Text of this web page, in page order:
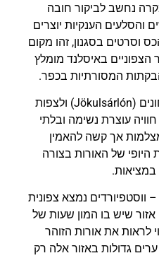
נחשב לביקור חובה
והסלעים הענקיות יוצרים
וסרטים בסגנון, זהו מקום
באיסלנד מומלץ
המסורתיות בכפר.
מומלץ גם לבקר בלגונת הקרחונים (Jökulsárlón) ולצפות
עוצרת נשימה ובלתי
אך קשה להאמין
היופי של האורות בצורה
– ווסטפיורדים נמצא צפונית
אזור שיש בו המון שעות של
לראות את אורות הזוהר
גדולות באזור אלה רק